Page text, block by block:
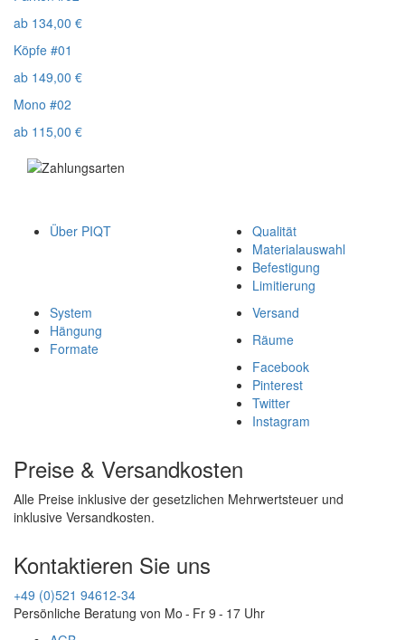
ab 134,00 €
Köpfe #01
ab 149,00 €
Mono #02
ab 115,00 €
Über PIQT
Qualität
Materialauswahl
Befestigung
Limitierung
System
Hängung
Formate
Versand
Räume
Facebook
Pinterest
Twitter
Instagram
Preise & Versandkosten
Alle Preise inklusive der gesetzlichen Mehrwertsteuer und
inklusive Versandkosten.
Kontaktieren Sie uns
+49 (0)521 94612-34
Persönliche Beratung von Mo - Fr 9 - 17 Uhr